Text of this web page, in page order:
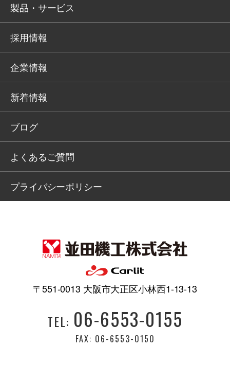
製品・サービス
採用情報
企業情報
新着情報
ブログ
よくあるご質問
プライバシーポリシー
〒551-0013 大阪市大正区小林西1-13-13
TEL: 06-6553-0155
FAX: 06-6553-0150